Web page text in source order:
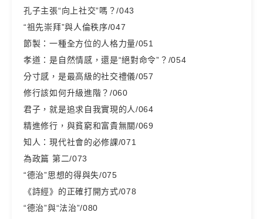
孔子主張“向上社交”嗎？/043
“祖先崇拜”與人倫秩序/047
節製：一種全方位的人格力量/051
孝道：是自然情感，還是“絕對命令”？/054
分寸感，是最高級的社交禮儀/057
修行該如何升級進階？/060
君子，就是追求自我實現的人/064
精進修行，與貧窮和富貴無關/069
知人：現代社會的必修課/071
為政篇 第二/073
“德治”思想的得與失/075
《詩經》的正確打開方式/078
“德治”與“法治”/080